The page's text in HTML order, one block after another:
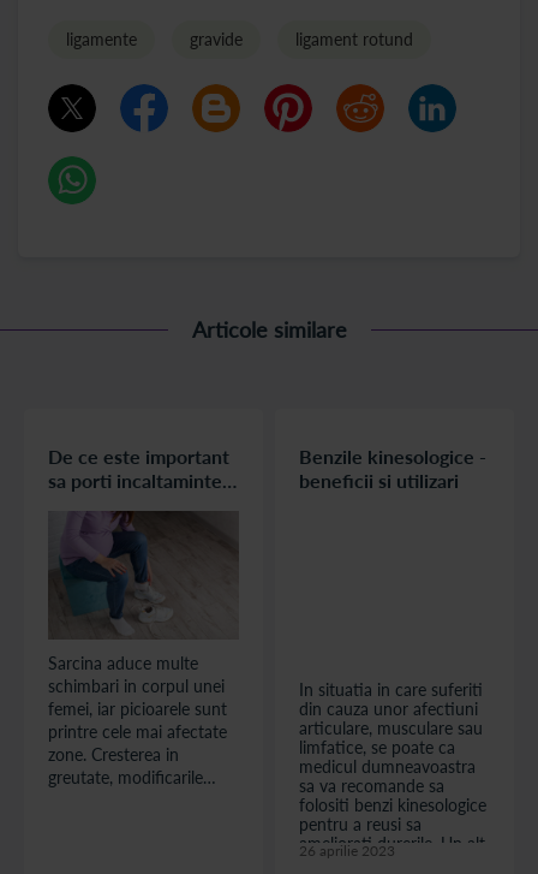
ligamente gravide ligament rotund
Articole similare
De ce este important
sa porti incaltaminte
Sarcina aduce multe
schimbari in corpul unei
femei, iar picioarele sunt
printre cele mai afectate
zone. Cresterea in
greutate, modificarile
Benzile kinesologice -
beneficii si utilizari
In situatia in care suferiti
din cauza unor afectiuni
articulare, musculare sau
limfatice, se poate ca
medicul dumneavoastra
sa va recomande sa
folositi benzi kinesologice
pentru a reusi sa
ameliorati durerile. Un alt
beneficiu al folosirii de
26 aprilie 2023